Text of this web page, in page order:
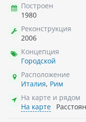
Построен
1980
Реконструкция
2006
Концепция
Городской
Расположение
Италия, Рим
На карте и рядом
На карте